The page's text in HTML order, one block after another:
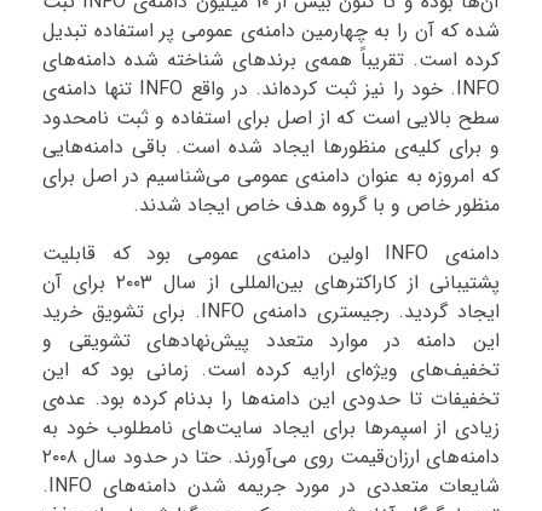
شده که آن را به چهارمین دامنه‌ی عمومی پر استفاده تبدیل
کرده است. تقریباً همه‌ی برندهای شناخته شده دامنه‌های
INFO. خود را نیز ثبت کرده‌اند. در واقع INFO تنها دامنه‌ی
سطح بالایی است که از اصل برای استفاده و ثبت نامحدود
و برای کلیه‌ی منظورها ایجاد شده است. باقی دامنه‌هایی
که امروزه به عنوان دامنه‌ی عمومی می‌شناسیم در اصل برای
منظور خاص و با گروه هدف خاص ایجاد شدند.
دامنه‌ی INFO اولین دامنه‌ی عمومی بود که قابلیت
پشتیبانی از کاراکترهای بین‌المللی از سال ۲۰۰۳ برای آن
ایجاد گردید. رجیستری دامنه‌ی INFO. برای تشویق خرید
این دامنه در موارد متعدد پیش‌نهادهای تشویقی و
تخفیف‌های ویژه‌ای ارایه کرده است. زمانی بود که این
تخفیفات تا حدودی این دامنه‌ها را بدنام کرده بود. عده‌ی
زیادی از اسپمرها برای ایجاد سایت‌های نامطلوب خود به
دامنه‌های ارزان‌قیمت روی می‌آورند. حتا در حدود سال ۲۰۰۸
شایعات متعددی در مورد جریمه شدن دامنه‌های INFO.